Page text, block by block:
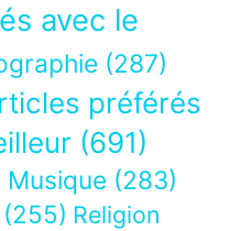
avec le
(287)
préférés
(691)
Musique (283)
(255) Religion